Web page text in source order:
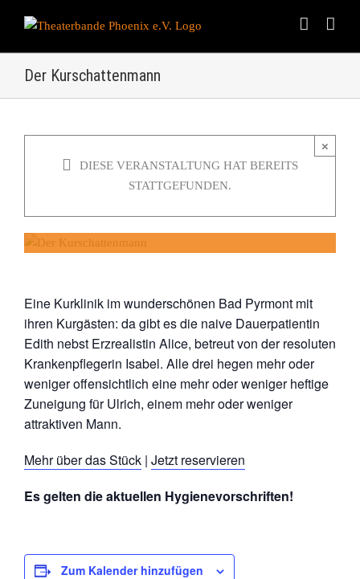
Der Kurschattenmann
×
DIESE VERANSTALTUNG HAT BEREITS
STATTGEFUNDEN.
Der Kurschattenmann
15. Juli 2023 um 20:00 | EURO15
Eine Kurklinik im wunderschönen Bad Pyrmont mit
ihren Kurgästen: da gibt es die naive Dauerpatientin
Edith nebst Erzrealistin Alice, betreut von der resoluten
Krankenpflegerin Isabel. Alle drei hegen mehr oder
weniger offensichtlich eine mehr oder weniger heftige
Zuneigung für Ulrich, einem mehr oder weniger
attraktiven Mann.
Mehr über das Stück | Jetzt reservieren
Es gelten die aktuellen Hygienevorschriften!
Zum Kalender hinzufügen